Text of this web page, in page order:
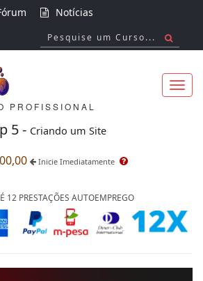
Notícias
PROFISSIONAL
5 - Criando um Site
Inicie Imediatamente
12 PRESTAÇÕES AUTOEMPREGO